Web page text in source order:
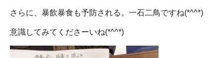
さらに、暴飲暴食も予防される。一石二鳥ですね(*^^*)
意識してみてくださーいね(*^^*)